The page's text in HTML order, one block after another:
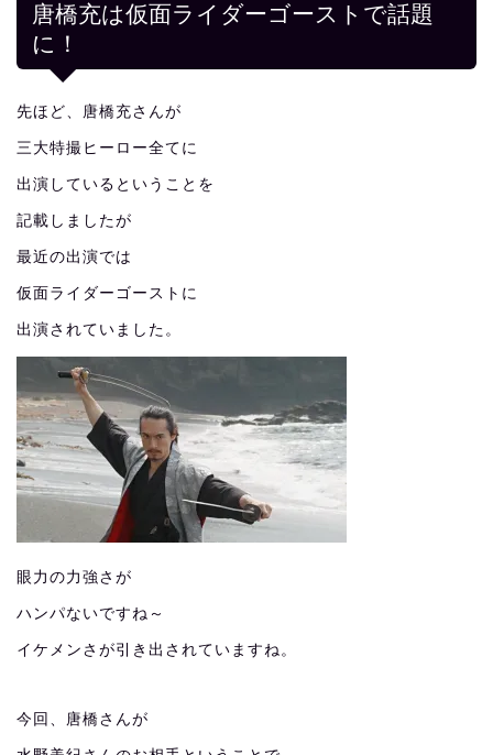
唐橋充は仮面ライダーゴーストで話題
に！
先ほど、唐橋充さんが
三大特撮ヒーロー全てに
出演しているということを
記載しましたが
最近の出演では
仮面ライダーゴーストに
出演されていました。
眼力の力強さが
ハンパないですね～
イケメンさが引き出されていますね。
今回、唐橋さんが